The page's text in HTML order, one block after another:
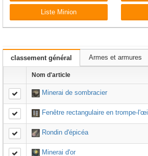
Liste Minion
classement général Armes et armures
Nom d'article
Minerai de sombracier
Fenêtre rectangulaire en trompe-l'œil
Rondin d'épicéa
Minerai d'or